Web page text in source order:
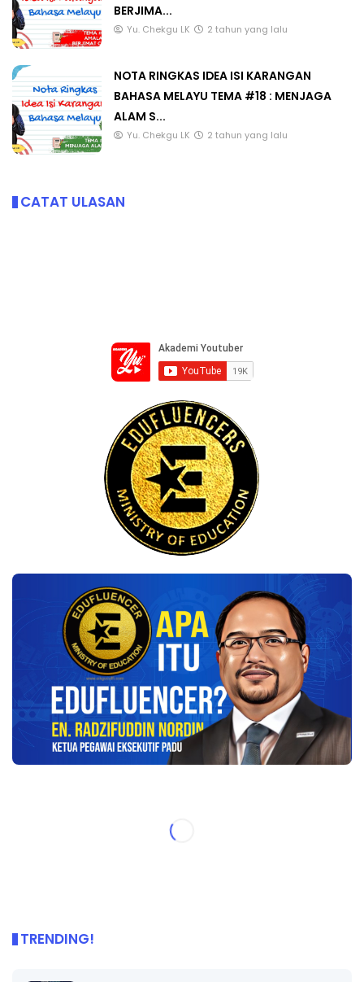
BERJIMA...
Yu. Chekgu LK 2 tahun yang lalu
NOTA RINGKAS IDEA ISI KARANGAN
BAHASA MELAYU TEMA #18 : MENJAGA
ALAM S...
Yu. Chekgu LK 2 tahun yang lalu
CATAT ULASAN
TRENDING!